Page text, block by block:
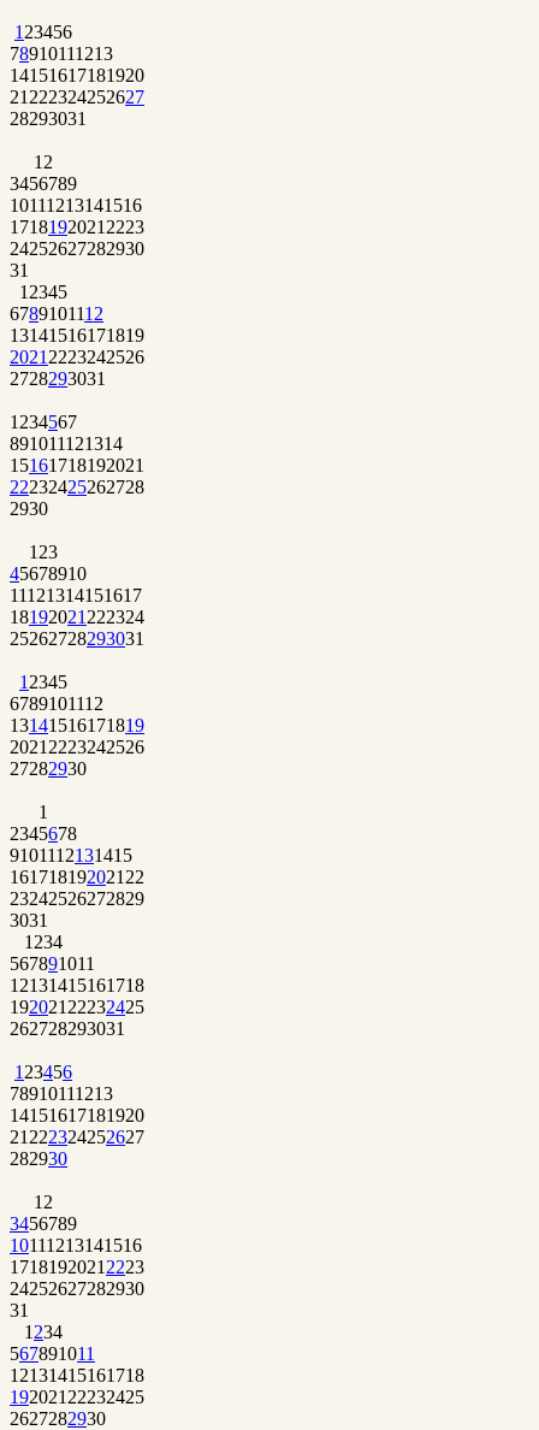
1 23456
78910111213
14151617181920
21 222324252627
28293031
1 2
3456789
10111213141516
1718192021 2223
24252627282930
31
1 2345
6789101112
13141516171819
2021 2223242526
2728293031
1 234567
891011121314
15161718192021
22232425262728
2930
1 23
45678910
11121314151617
18192021 222324
25262728293031
1 2345
6789101112
13141516171819
2021 2223242526
27282930
1
2345678
9101112131415
161718192021 22
23242526272829
3031
1 234
567891011
12131415161718
192021 22232425
262728293031
1 23456
78910111213
14151617181920
21 222324252627
282930
1 2
3456789
10111213141516
1718192021 2223
24252627282930
31
1 234
567891011
12131415161718
192021 22232425
2627282930